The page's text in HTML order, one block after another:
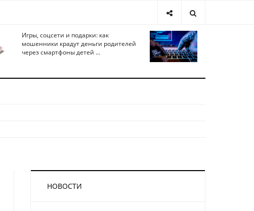
Игры, соцсети и подарки: как
мошенники крадут деньги родителей
через смартфоны детей ...
НОВОСТИ